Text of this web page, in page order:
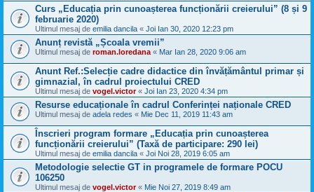
Curs „Educația prin cunoașterea funcționării creierului” (8 și 9
februarie 2020)
Ultimul mesaj de emilia dancila « Joi Ian 30, 2020 12:23 pm
Anunț revistă „Școala vremii”
Ultimul mesaj de roman.loredana « Mar Ian 28, 2020 9:06 am
Anunt Ref.:Selecție cadre didactice din învățământul primar și
gimnazial, în cadrul proiectului CRED
Ultimul mesaj de vogel.victor« Joi Ian 23, 2020 4:34 pm
Resurse educaționale în cadrul Conferinței naționale CRED
Ultimul mesaj de adela redes « Mie Dec 11, 2019 11:43 am
Înscrieri program formare „Educația prin cunoașterea
funcționării creierului” (Taxă de participare: 290 lei)
Ultimul mesaj de emilia dancila « Joi Noi 28, 2019 6:05 am
Metodologie selectie GT in programele de formare POCU
106250
Ultimul mesaj de vogel.victor« Mie Noi 27, 2019 8:49 am